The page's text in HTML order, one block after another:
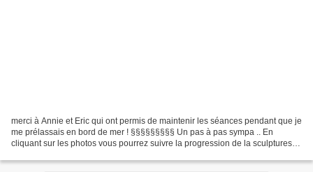
merci à Annie et Eric qui ont permis de maintenir les séances pendant que je
me prélassais en bord de mer ! §§§§§§§§§ Un pas à pas sympa .. En
cliquant sur les photos vous pourrez suivre la progression de la sculptures